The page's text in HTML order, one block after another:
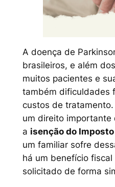
A doença de
brasileiros, e além
muitos pacientes e
também dificuldades
custos de
um direito importante
a isenção do Imposto
um familiar sofre
há um benefício
solicitado de forma